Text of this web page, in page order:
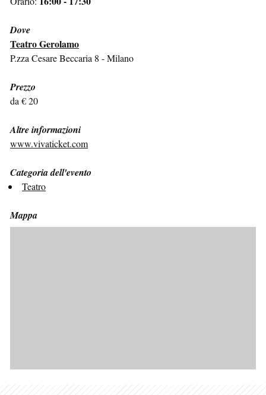
Dove
Teatro Gerolamo
P.zza Cesare Beccaria 8 - Milano
Prezzo
da € 20
Altre informazioni
www.vivaticket.com
Categoria dell'evento
Teatro
Mappa